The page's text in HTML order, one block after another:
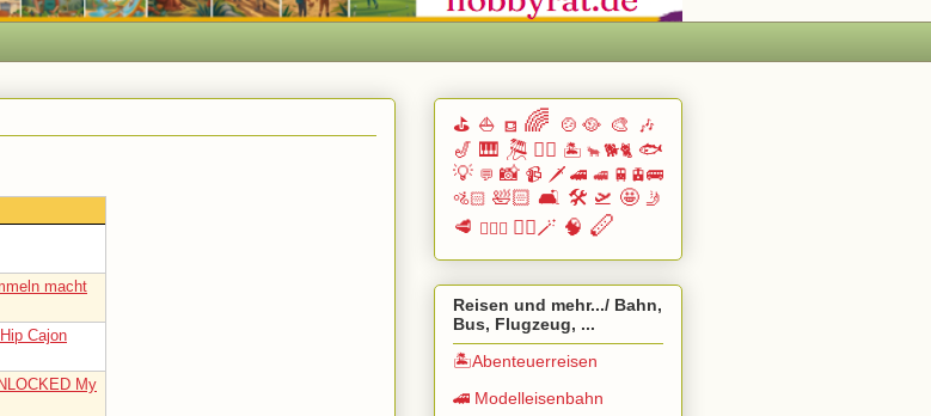
macht
Cajon
My
⛳ ⛵ ⛾ 🌈 🍲🥘 🎨 🎶
🎷 🎹 🎘 🏄🏽 🏝️ 🐂 🐕🐈 🐟
💡 💬 📸 📹 🗡️ 🚄 🚅 🚆🚊🚌
🚵🏻 🛀🏻 🛋️ 🛠️ 🛫 🤩 🤳
🥩 🧗🏻‍♀️ 🧙‍♂️🪄 🧠 🪈
Reisen und mehr.../ Bahn,
Bus, Flugzeug, ...
🏝️Abenteuerreisen
🚄 Modelleisenbahn